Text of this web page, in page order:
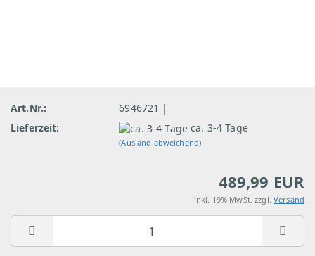
Art.Nr.:
6946721 |
Lieferzeit:
ca. 3-4 Tage
(Ausland abweichend)
489,99 EUR
inkl. 19% MwSt. zzgl.Versand